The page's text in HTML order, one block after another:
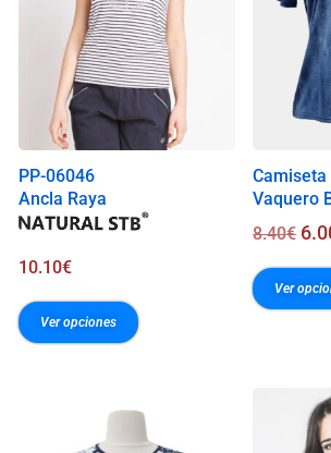
PP-06046
Ancla Raya
10.10€
Ver opciones
Camiseta
Vaquero
8.40€
Ver